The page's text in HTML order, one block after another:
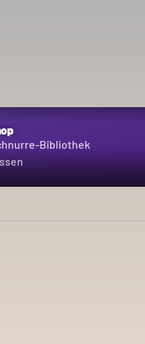
Bibliothek